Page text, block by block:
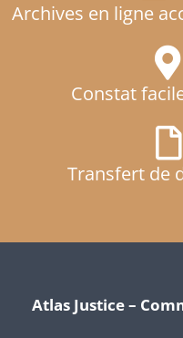
Archives en ligne
Constat
Transfert de
Atlas Justice –